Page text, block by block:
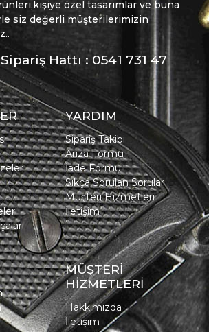
özel tasarımlar ve buna
siz değerli müşterilerimizin
Hattı : 0541 731 47
YARDIM
Sipariş Takibi
Arıza Formu
İade Formu
Sıkça Sorulan Sorular
Müşteri Hizmetleri
İletişim
MÜŞTERİ
HİZMETLERİ
Hakkımızda
İletişim